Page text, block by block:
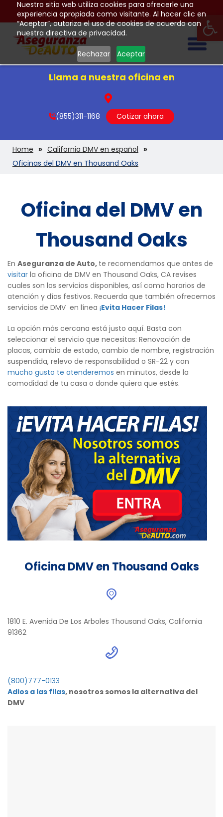
Nuestro sitio web utiliza cookies para ofrecerle una
experiencia apropiada como visitante. Al hacer clic en
“Aceptar”, autoriza el uso de cookies de acuerdo con
nuestra directiva de privacidad.
Rechazar Aceptar
Llama a nuestra oficina en
(855)311-1168 Cotizar ahora
Home
California DMV en español
Oficinas del DMV en Thousand Oaks
Oficina del DMV en
Thousand Oaks
En Aseguranza de Auto, te recomendamos que antes de
visitar la oficina de DMV en Thousand Oaks, CA revises
cuales son los servicios disponibles, así como horarios de
atención y días festivos. Recuerda que también ofrecemos
servicios de DMV en línea ¡Evita Hacer Filas!
La opción más cercana está justo aquí. Basta con
seleccionar el servicio que necesitas: Renovación de
placas, cambio de estado, cambio de nombre, registración
suspendida, relevo de responsabilidad o SR-22 y con
mucho gusto te atenderemos en minutos, desde la
comodidad de tu casa o donde quiera que estés.
Oficina DMV en Thousand Oaks
1810 E. Avenida De Los Arboles Thousand Oaks, California
91362
(800)777-0133
Adios a las filas, nosotros somos la alternativa del
DMV